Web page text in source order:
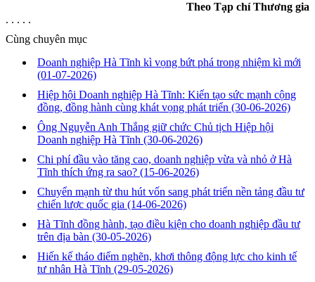
Theo Tạp chí Thương gia
. . . . .
Cùng chuyên mục
Doanh nghiệp Hà Tĩnh kì vọng bứt phá trong nhiệm kì mới
(01-07-2026)
Hiệp hội Doanh nghiệp Hà Tĩnh: Kiến tạo sức mạnh cộng
đồng, đồng hành cùng khát vọng phát triển (30-06-2026)
Ông Nguyễn Anh Thắng giữ chức Chủ tịch Hiệp hội
Doanh nghiệp Hà Tĩnh (30-06-2026)
Chi phí đầu vào tăng cao, doanh nghiệp vừa và nhỏ ở Hà
Tĩnh thích ứng ra sao? (15-06-2026)
Chuyển mạnh từ thu hút vốn sang phát triển nền tảng đầu tư
chiến lược quốc gia (14-06-2026)
Hà Tĩnh đồng hành, tạo điều kiện cho doanh nghiệp đầu tư
trên địa bàn (30-05-2026)
Hiến kế tháo điểm nghẽn, khơi thông động lực cho kinh tế
tư nhân Hà Tĩnh (29-05-2026)